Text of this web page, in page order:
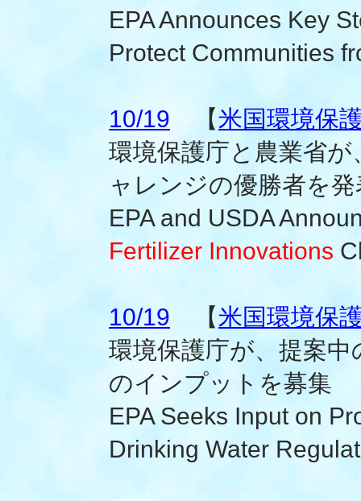
EPA Announces Key
Protect Communities
10/19 【米国環境保
環境保護庁と農業省が
ャレンジの優勝者を発
EPA and USDA
Fertilizer Innovations
10/19 【米国環境保
環境保護庁が、提案中
のインプットを募集
EPA Seeks Input on
Drinking Water